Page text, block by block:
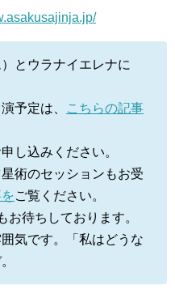
とウラナイエレナに
予定は、
こちらの記事
し込みください。
術のセッションもお受
ご覧ください。
お待ちしております。
気です。「私はどうな